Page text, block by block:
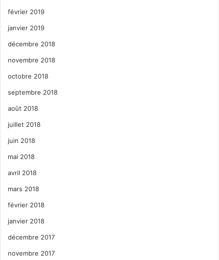
février 2019
janvier 2019
décembre 2018
novembre 2018
octobre 2018
septembre 2018
août 2018
juillet 2018
juin 2018
mai 2018
avril 2018
mars 2018
février 2018
janvier 2018
décembre 2017
novembre 2017